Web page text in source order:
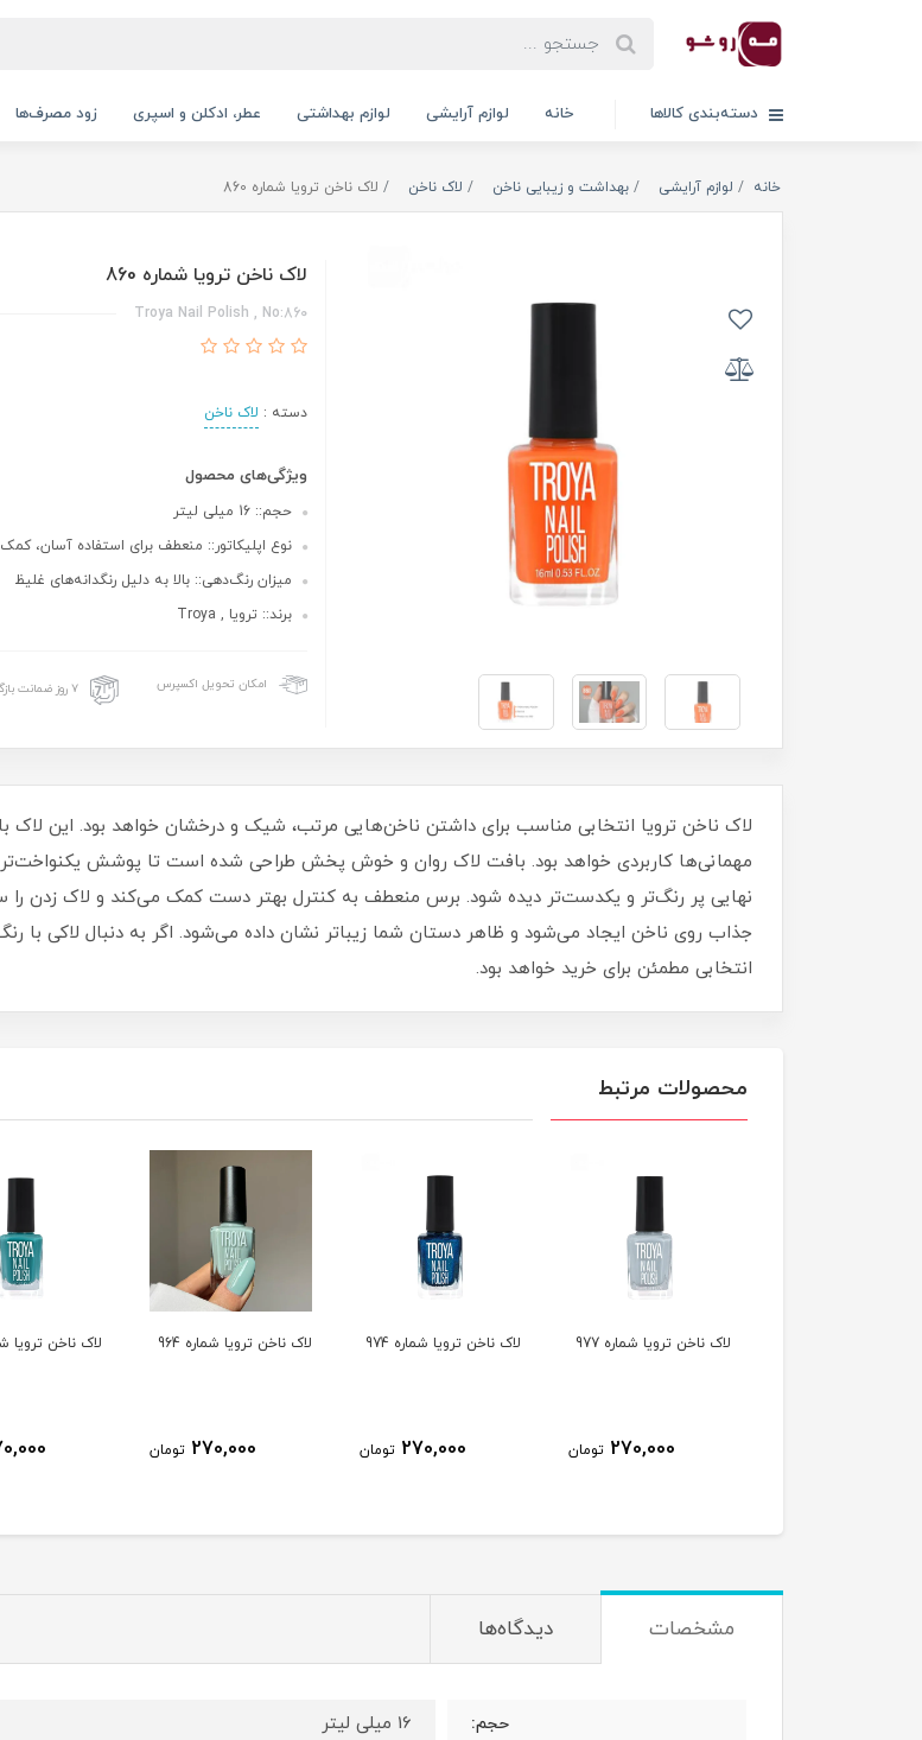
دسته‌بندی کالاها خانه لوازم آرایشی لوازم بهداشتی عطر، ادکلن و اسپری زود مصرف‌ها
خانه لوازم آرایشی بهداشت و زیبایی ناخن لاک ناخن لاک ناخن ترویا شماره 860
لاک ناخن ترویا شماره 860
Troya Nail Polish , No:860
دسته : لاک ناخن
ویژگی‌های محصول
حجم:: 16 میلی لیتر
نوع اپلیکاتور:: منعطف برای استفاده
میزان رنگ‌دهی:: بالا به دلیل رنگدانه‌های غلیظ
برند:: ترویا , Troya
امکان تحویل اکسپرس ۷ روز ضمانت بازگشت
مهمانی‌ها کاربردی خواهد بود. بافت لاک روان و خوش‌ پخش طراحی شده است تا پوشش
نهایی پر رنگ‌تر و یکدست‌تر دیده شود. برس منعطف به کنترل بهتر دست کمک می‌کند و لاک زدن
جذاب روی ناخن ایجاد می‌شود و ظاهر دستان شما زیباتر نشان داده می‌شود. اگر به دنبال لاکی با
انتخابی مطمئن برای خرید خواهد بود.
محصولات مرتبط
لاک ناخن ترویا شماره 977
270,000 تومان
لاک ناخن ترویا شماره 974
270,000 تومان
لاک ناخن ترویا شماره 964
270,000 تومان
لاک ناخن ترویا
مشخصات دیدگاه‌ها
حجم: 16 میلی لیتر